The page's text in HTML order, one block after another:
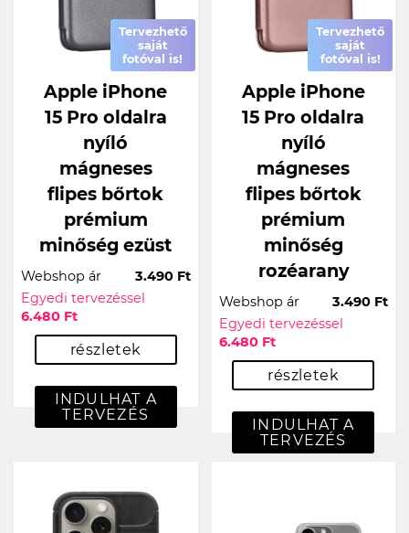
Tervezhető
saját
fotóval is!
Apple iPhone
15 Pro oldalra
nyíló
mágneses
flipes bőrtok
prémium
minőség ezüst
Webshop ár
3.490 Ft
Egyedi tervezéssel
6.480 Ft
részletek
INDULHAT A
TERVEZÉS
Tervezhető
saját
fotóval is!
Apple iPhone
15 Pro oldalra
nyíló
mágneses
flipes bőrtok
prémium
minőség
rozéarany
Webshop ár
3.490 Ft
Egyedi tervezéssel
6.480 Ft
részletek
INDULHAT A
TERVEZÉS